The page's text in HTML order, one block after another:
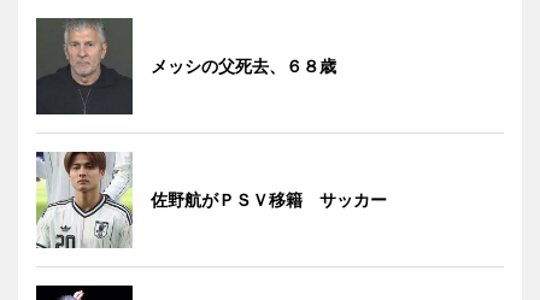
メッシの父死去、６８歳
佐野航がＰＳＶ移籍 サッカー